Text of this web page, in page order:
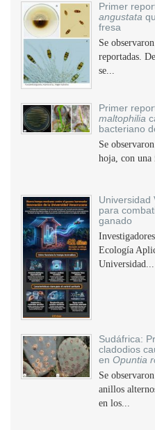
Primer
angustata
fresa
Se
reportadas.
se...
Primer
maltophilia
bacteriano
Se
hoja, con
Universidad
para
ganado
Ecología
Universidad...
Sudáfrica:
cladodios
en Opuntia
Se
anillos
en los...